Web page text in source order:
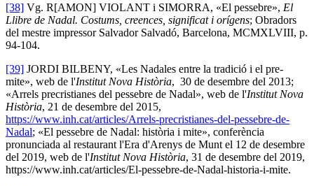
[38] Vg. R[AMON] VIOLANT i SIMORRA, «El pessebre», El
Llibre de Nadal. Costums, creences, significat i orígens; Obradors
del mestre impressor Salvador Salvadó, Barcelona, MCMXLVIII, p.
94-104.
[39] JORDI BILBENY, «Les Nadales entre la tradició i el pre-
mite», web de l'Institut Nova Història, 30 de desembre del 2013;
«Arrels precristianes del pessebre de Nadal», web de l'Institut Nova
Història, 21 de desembre del 2015,
https://www.inh.cat/articles/Arrels-precristianes-del-pessebre-de-
Nadal; «El pessebre de Nadal: història i mite», conferència
pronunciada al restaurant l'Era d'Arenys de Munt el 12 de desembre
del 2019, web de l'Institut Nova Història, 31 de desembre del 2019,
https://www.inh.cat/articles/El-pessebre-de-Nadal-historia-i-mite.